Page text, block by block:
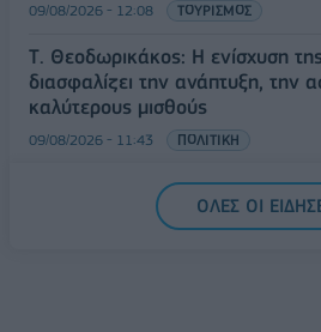
09/08/2026 - 12:08 ΤΟΥΡΙΣΜΟΣ
Τ. Θεοδωρικάκος: Η ενίσχυση
διασφαλίζει την ανάπτυξη, την
καλύτερους μισθούς
09/08/2026 - 11:43 ΠΟΛΙΤΙΚΗ
Υπ. Μεταφορών: Οριστική λύση
πινακίδων κυκλοφορίας - Τέλος
ΟΛΕΣ ΟΙ